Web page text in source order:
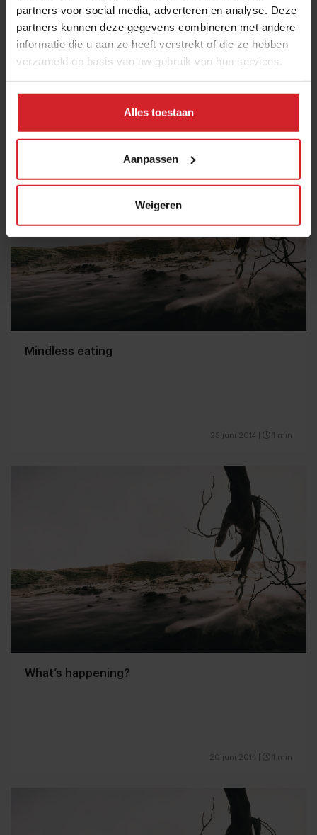
partners voor social media, adverteren en analyse. Deze
partners kunnen deze gegevens combineren met andere
informatie die u aan ze heeft verstrekt of die ze hebben
verzameld op basis van uw gebruik van hun services.
Alles toestaan
Aanpassen
Weigeren
Art on a plate
Mindless eating
23 juni 2014 1 min
What’s happening?
20 juni 2014 1 min